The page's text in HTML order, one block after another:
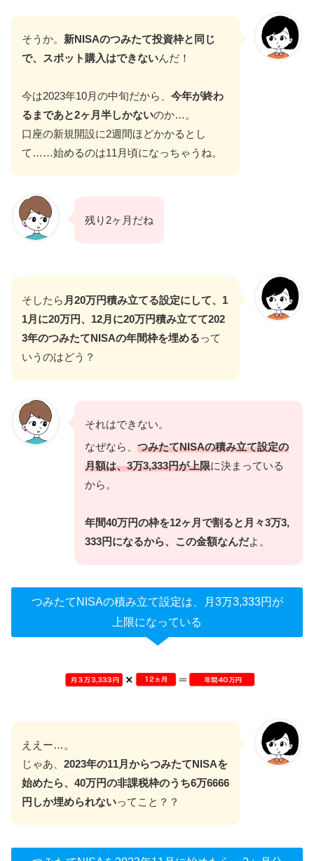
そうか。 新NISAのつみたて投資枠と同じ
で、スポット購入はできないんだ！
今は2023年10月の中旬だから、 今年が終わ
るまであと2ヶ月半しかないのか…。
口座の新規開設に2週間ほどかかるとし
て……始めるのは11月頃になっちゃうね。
残り2ヶ月だね
そしたら 月20万円積み立てる設定にして、1
1月に20万円、12月に20万円積み立てて202
3年のつみたてNISAの年間枠を埋めるって
いうのはどう？
それはできない。
なぜなら、 つみたてNISAの積み立て設定の
月額は、3万3,333円が上限に決まっている
から。
年間40万円の枠を12ヶ月で割ると月々3万3,
333円になるから、この金額なんだよ。
つみたてNISAの積み立て設定は、月3万3,333円が
上限になっている
ええー…。
じゃあ、 2023年の11月からつみたてNISAを
始めたら、40万円の非課税枠のうち6万6666
円しか埋められないってこと？？